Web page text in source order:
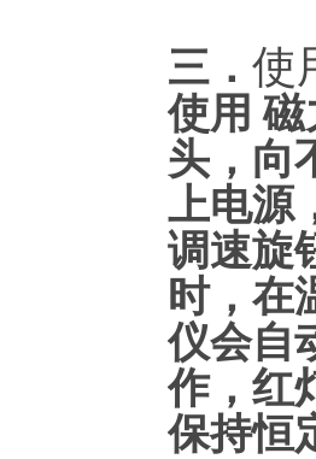
三． 使
使用
头，向
上电源
调速旋
时，在
仪会自
作，红
保持恒